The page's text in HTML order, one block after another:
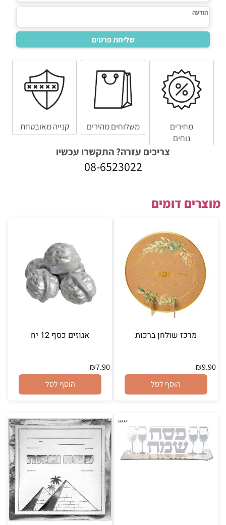
מחירים
נוחים
משלוחים מהירים קנייה מאובטחת
צריכים עזרה? התקשרו עכשיו
08-6523022
מוצרים דומים
מרכז שולחן ברכות
₪9.90
הוסף לסל
אגוזים כסף 12 יח
₪7.90
הוסף לסל